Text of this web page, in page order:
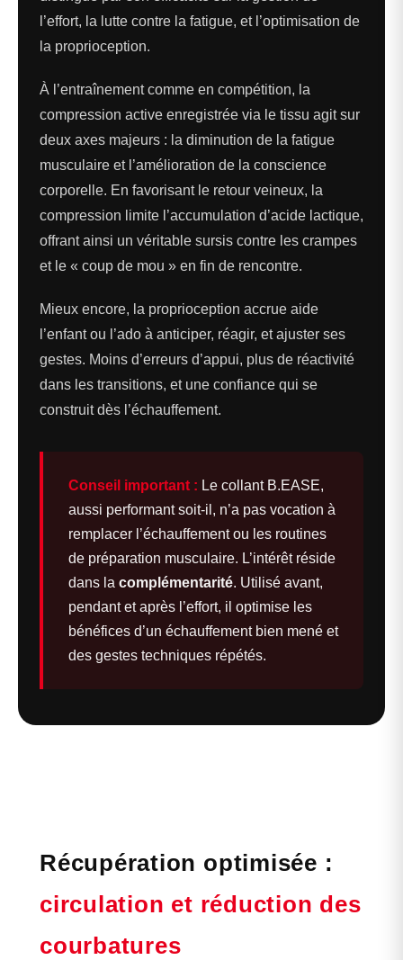
l’effort, la lutte contre la fatigue, et l’optimisation de
la proprioception.
À l’entraînement comme en compétition, la
compression active enregistrée via le tissu agit sur
deux axes majeurs : la diminution de la fatigue
musculaire et l’amélioration de la conscience
corporelle. En favorisant le retour veineux, la
compression limite l’accumulation d’acide lactique,
offrant ainsi un véritable sursis contre les crampes
et le « coup de mou » en fin de rencontre.
Mieux encore, la proprioception accrue aide
l’enfant ou l’ado à anticiper, réagir, et ajuster ses
gestes. Moins d’erreurs d’appui, plus de réactivité
dans les transitions, et une confiance qui se
construit dès l’échauffement.
Conseil important : Le collant B.EASE,
aussi performant soit-il, n’a pas vocation à
remplacer l’échauffement ou les routines
de préparation musculaire. L’intérêt réside
dans la complémentarité. Utilisé avant,
pendant et après l’effort, il optimise les
bénéfices d’un échauffement bien mené et
des gestes techniques répétés.
Récupération optimisée :
circulation et réduction des
courbatures